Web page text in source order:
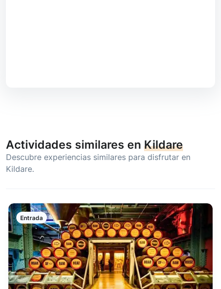
Actividades similares en Kildare
Descubre experiencias similares para disfrutar en
Kildare.
Entrada